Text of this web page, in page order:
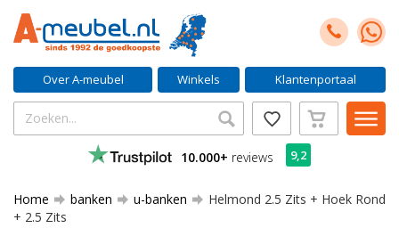
Over A-meubel Winkels Klantenportaal
10.000+ reviews 9,2
Home banken u-banken
Helmond 2.5 Zits + Hoek Rond
+ 2.5 Zits